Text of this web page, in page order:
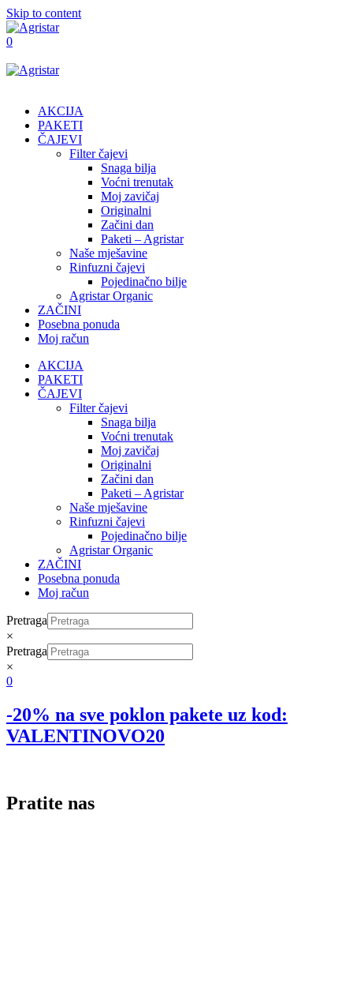
Skip to content
0
AKCIJA
PAKETI
ČAJEVI
Filter čajevi
Snaga bilja
Voćni trenutak
Moj zavičaj
Originalni
Začini dan
Paketi – Agristar
Naše mješavine
Rinfuzni čajevi
Pojedinačno bilje
Agristar Organic
ZAČINI
Posebna ponuda
Moj račun
AKCIJA
PAKETI
ČAJEVI
Filter čajevi
Snaga bilja
Voćni trenutak
Moj zavičaj
Originalni
Začini dan
Paketi – Agristar
Naše mješavine
Rinfuzni čajevi
Pojedinačno bilje
Agristar Organic
ZAČINI
Posebna ponuda
Moj račun
Pretraga
×
Pretraga
×
0
-20% na sve poklon pakete uz kod:
VALENTINOVO20
Pratite nas